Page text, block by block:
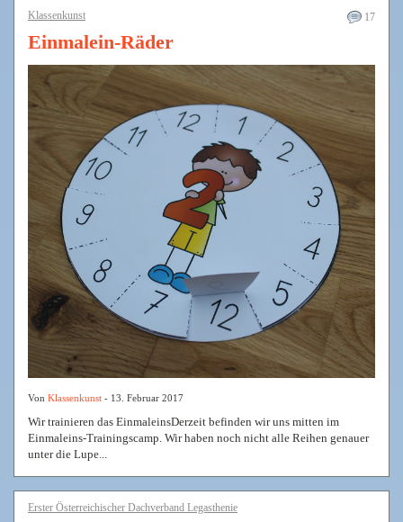
17
Klassenkunst
Einmalein-Räder
Von Klassenkunst - 13. Februar 2017
Wir trainieren das EinmaleinsDerzeit befinden wir uns mitten im
Einmaleins-Trainingscamp. Wir haben noch nicht alle Reihen genauer
unter die Lupe...
Erster Österreichischer Dachverband Legasthenie